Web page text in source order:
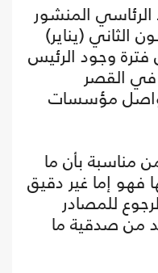
الرئاسي المنشور
الثاني (يناير)
فترة وجود الرئيس
القصر
مؤسسات
مناسبة بأن ما
فهو إما غير دقيق
للمصادر
من صدقية ما